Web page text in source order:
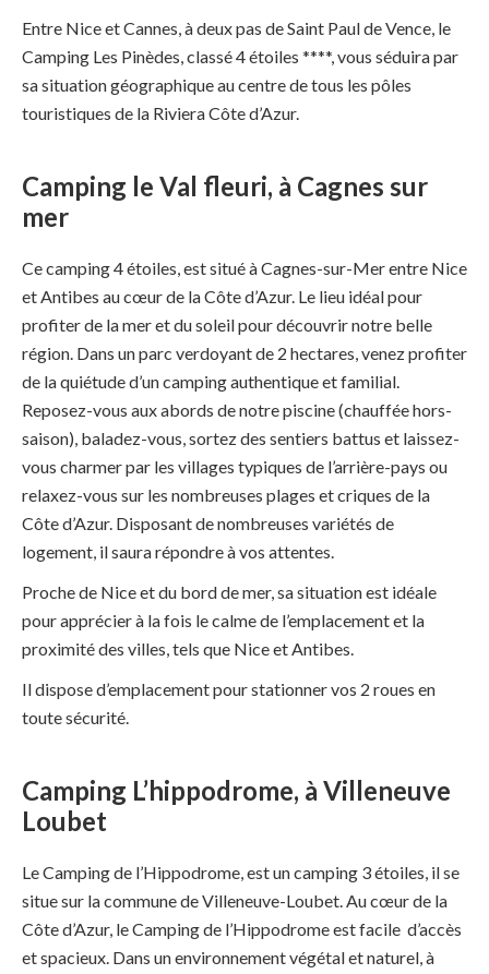
Entre Nice et Cannes, à deux pas de Saint Paul de Vence, le
Camping Les Pinèdes, classé 4 étoiles ****, vous séduira par
sa situation géographique au centre de tous les pôles
touristiques de la Riviera Côte d’Azur.
Camping le Val fleuri, à Cagnes sur
mer
Ce camping 4 étoiles, est situé à Cagnes-sur-Mer entre Nice
et Antibes au cœur de la Côte d’Azur. Le lieu idéal pour
profiter de la mer et du soleil pour découvrir notre belle
région. Dans un parc verdoyant de 2 hectares, venez profiter
de la quiétude d’un camping authentique et familial.
Reposez-vous aux abords de notre piscine (chauffée hors-
saison), baladez-vous, sortez des sentiers battus et laissez-
vous charmer par les villages typiques de l’arrière-pays ou
relaxez-vous sur les nombreuses plages et criques de la
Côte d’Azur. Disposant de nombreuses variétés de
logement, il saura répondre à vos attentes.
Proche de Nice et du bord de mer, sa situation est idéale
pour apprécier à la fois le calme de l’emplacement et la
proximité des villes, tels que Nice et Antibes.
Il dispose d’emplacement pour stationner vos 2 roues en
toute sécurité.
Camping L’hippodrome, à Villeneuve
Loubet
Le Camping de l’Hippodrome, est un camping 3 étoiles, il se
situe sur la commune de Villeneuve-Loubet. Au cœur de la
Côte d’Azur, le Camping de l’Hippodrome est facile d’accès
et spacieux. Dans un environnement végétal et naturel, à